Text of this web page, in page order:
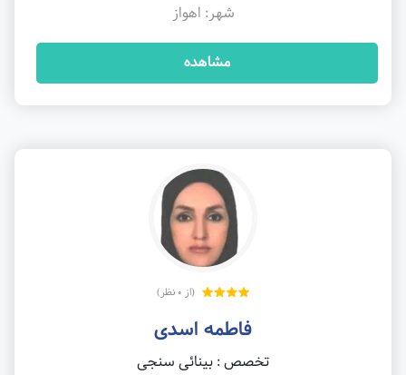
شهر: اهواز
مشاهده
(از 0 نظر)
فاطمه اسدی
تخصص : بینائی سنجی